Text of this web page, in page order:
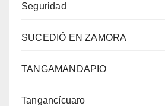
Seguridad
SUCEDIÓ EN ZAMORA
TANGAMANDAPIO
Tangancícuaro